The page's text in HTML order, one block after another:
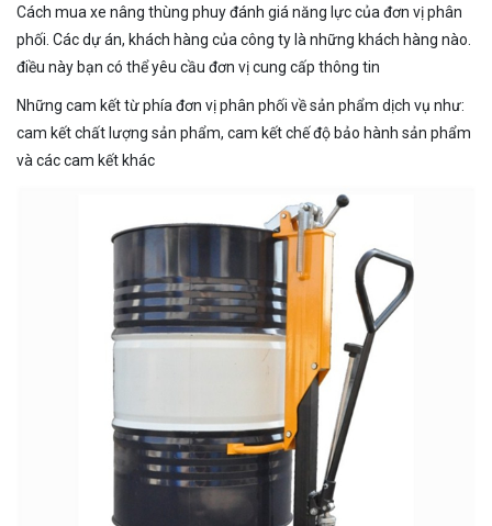
Cách mua xe nâng thùng phuy đánh giá năng lực của đơn vị phân
phối. Các dự án, khách hàng của công ty là những khách hàng nào.
điều này bạn có thể yêu cầu đơn vị cung cấp thông tin
Những cam kết từ phía đơn vị phân phối về sản phẩm dịch vụ như:
cam kết chất lượng sản phẩm, cam kết chế độ bảo hành sản phẩm
và các cam kết khác